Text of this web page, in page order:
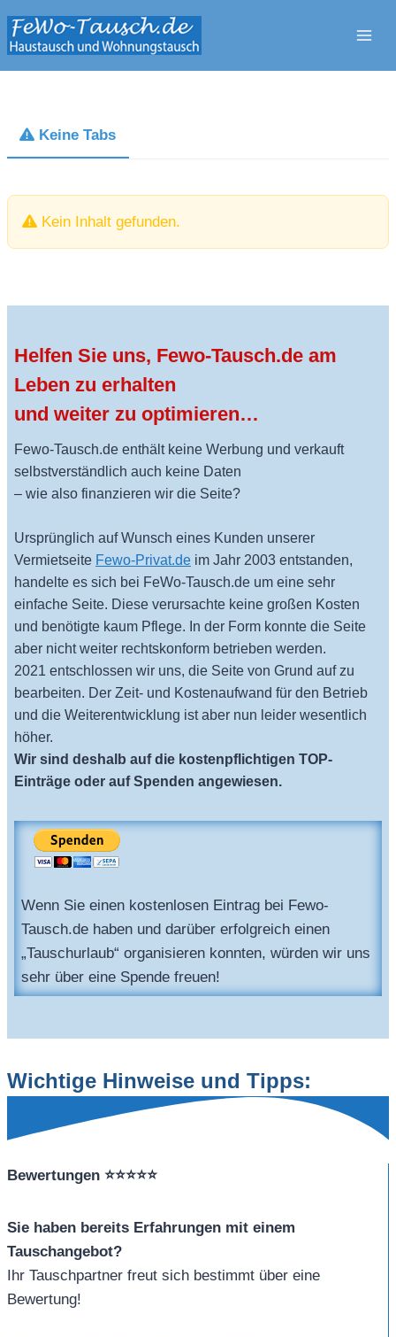
Inhalt
springen
Keine Tabs
Kein Inhalt gefunden.
Helfen Sie uns, Fewo-Tausch.de am
Leben zu erhalten
und weiter zu optimieren…
Fewo-Tausch.de enthält keine Werbung und verkauft
selbstverständlich auch keine Daten
– wie also finanzieren wir die Seite?
Ursprünglich auf Wunsch eines Kunden unserer
Vermietseite Fewo-Privat.de im Jahr 2003 entstanden,
handelte es sich bei FeWo-Tausch.de um eine sehr
einfache Seite. Diese verursachte keine großen Kosten
und benötigte kaum Pflege. In der Form konnte die Seite
aber nicht weiter rechtskonform betrieben werden.
2021 entschlossen wir uns, die Seite von Grund auf zu
bearbeiten. Der Zeit- und Kostenaufwand für den Betrieb
und die Weiterentwicklung ist aber nun leider wesentlich
höher.
Wir sind deshalb auf die kostenpflichtigen TOP-
Einträge oder auf Spenden angewiesen.
Wenn Sie einen kostenlosen Eintrag bei Fewo-
Tausch.de haben und darüber erfolgreich einen
„Tauschurlaub“ organisieren konnten, würden wir uns
sehr über eine Spende freuen!
Wichtige Hinweise und Tipps:
Bewertungen ⭐⭐⭐⭐⭐
Sie haben bereits Erfahrungen mit einem
Tauschangebot?
Ihr Tauschpartner freut sich bestimmt über eine
Bewertung!